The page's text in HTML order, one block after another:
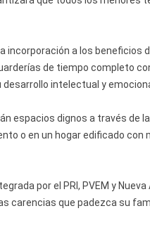
incorporación a los
de tiempo completo
intelectual y
espacios dignos a través de
o en un hogar edificado
por el PRI, PVEM y
carencias que padezca su